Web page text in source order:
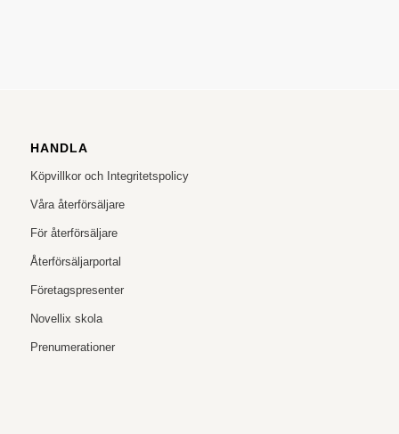
HANDLA
Köpvillkor och Integritetspolicy
Våra återförsäljare
För återförsäljare
Återförsäljarportal
Företagspresenter
Novellix skola
Prenumerationer